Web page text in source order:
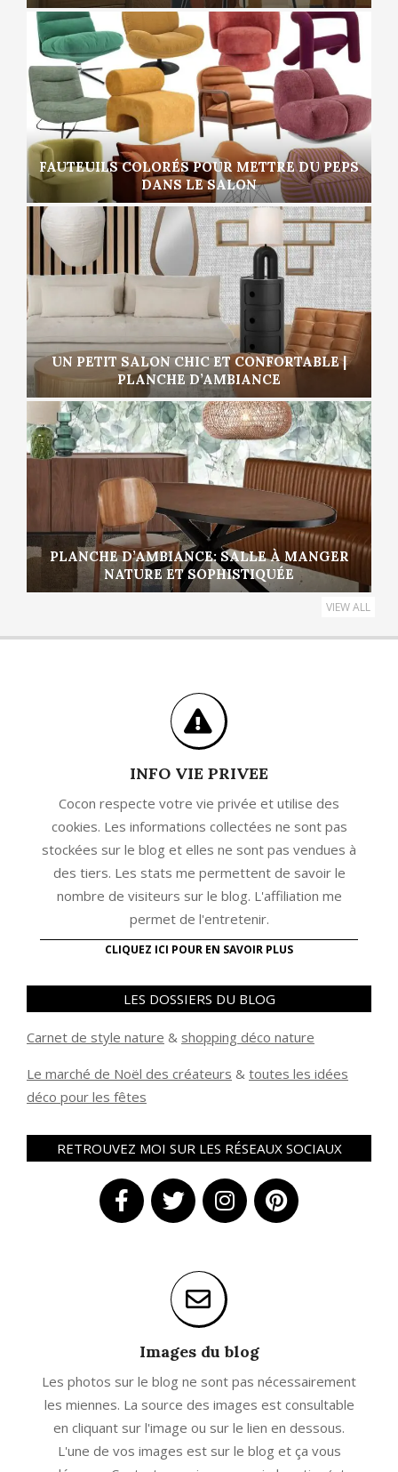
FAUTEUILS COLORÉS POUR METTRE DU PEPS
DANS LE SALON
UN PETIT SALON CHIC ET CONFORTABLE |
PLANCHE D’AMBIANCE
PLANCHE D’AMBIANCE: SALLE À MANGER
NATURE ET SOPHISTIQUÉE
VIEW ALL
INFO VIE PRIVEE
Cocon respecte votre vie privée et utilise des
cookies. Les informations collectées ne sont pas
stockées sur le blog et elles ne sont pas vendues à
des tiers. Les stats me permettent de savoir le
nombre de visiteurs sur le blog. L'affiliation me
permet de l'entretenir.
CLIQUEZ ICI POUR EN SAVOIR PLUS
LES DOSSIERS DU BLOG
Carnet de style nature & shopping déco nature
Le marché de Noël des créateurs & toutes les idées
déco pour les fêtes
RETROUVEZ MOI SUR LES RÉSEAUX SOCIAUX
Images du blog
Les photos sur le blog ne sont pas nécessairement
les miennes. La source des images est consultable
en cliquant sur l'image ou sur le lien en dessous.
L'une de vos images est sur le blog et ça vous